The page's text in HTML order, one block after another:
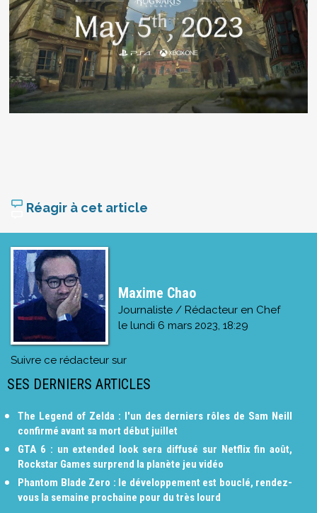
Réagir à cet article
Maxime Chao
Journaliste / Rédacteur en Chef
le lundi 6 mars 2023, 18:29
Suivre ce rédacteur sur
SES DERNIERS ARTICLES
The Legend of Zelda : l'un des derniers rôles de Sam Neill
confirmé avant sa mort début juillet
GTA 6 : un extended look sera diffusé sur Netflix fin août,
Rockstar Games surprend la planète jeu vidéo
Phantom Blade Zero : le développement est bouclé, rendez-
vous la semaine prochaine pour du très lourd